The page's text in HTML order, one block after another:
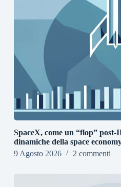
SpaceX, come un “flop” post-
dinamiche della space
9 Agosto 2026
2 commenti